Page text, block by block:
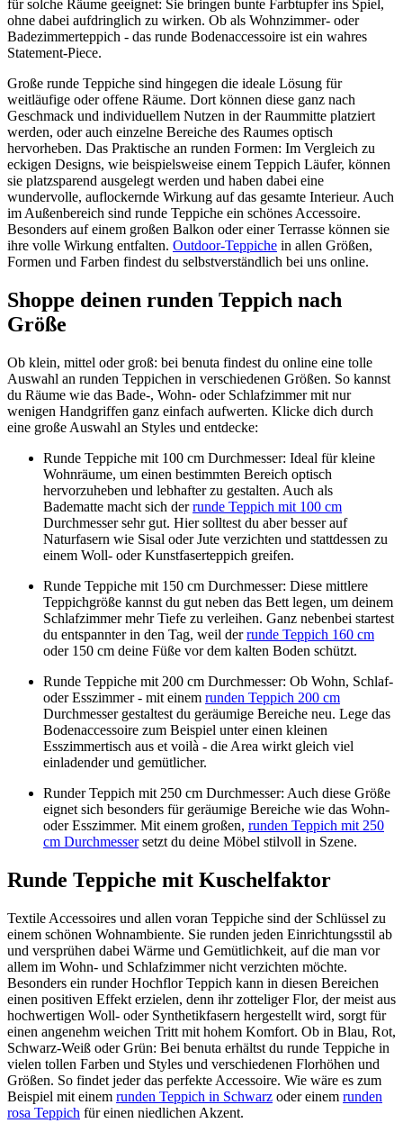
für solche Räume geeignet: Sie bringen bunte Farbtupfer ins Spiel,
ohne dabei aufdringlich zu wirken. Ob als Wohnzimmer- oder
Badezimmerteppich - das runde Bodenaccessoire ist ein wahres
Statement-Piece.
Große runde Teppiche sind hingegen die ideale Lösung für
weitläufige oder offene Räume. Dort können diese ganz nach
Geschmack und individuellem Nutzen in der Raummitte platziert
werden, oder auch einzelne Bereiche des Raumes optisch
hervorheben. Das Praktische an runden Formen: Im Vergleich zu
eckigen Designs, wie beispielsweise einem Teppich Läufer, können
sie platzsparend ausgelegt werden und haben dabei eine
wundervolle, auflockernde Wirkung auf das gesamte Interieur. Auch
im Außenbereich sind runde Teppiche ein schönes Accessoire.
Besonders auf einem großen Balkon oder einer Terrasse können sie
ihre volle Wirkung entfalten. Outdoor-Teppiche in allen Größen,
Formen und Farben findest du selbstverständlich bei uns online.
Shoppe deinen runden Teppich nach
Größe
Ob klein, mittel oder groß: bei benuta findest du online eine tolle
Auswahl an runden Teppichen in verschiedenen Größen. So kannst
du Räume wie das Bade-, Wohn- oder Schlafzimmer mit nur
wenigen Handgriffen ganz einfach aufwerten. Klicke dich durch
eine große Auswahl an Styles und entdecke:
Runde Teppiche mit 100 cm Durchmesser: Ideal für kleine
Wohnräume, um einen bestimmten Bereich optisch
hervorzuheben und lebhafter zu gestalten. Auch als
Badematte macht sich derrunde Teppich mit 100 cm
Durchmesser sehr gut. Hier solltest du aber besser auf
Naturfasern wie Sisal oder Jute verzichten und stattdessen zu
einem Woll- oder Kunstfaserteppich greifen.
Runde Teppiche mit 150 cm Durchmesser: Diese mittlere
Teppichgröße kannst du gut neben das Bett legen, um deinem
Schlafzimmer mehr Tiefe zu verleihen. Ganz nebenbei startest
du entspannter in den Tag, weil derrunde Teppich 160 cm
oder 150 cm deine Füße vor dem kalten Boden schützt.
Runde Teppiche mit 200 cm Durchmesser: Ob Wohn, Schlaf-
oder Esszimmer - mit einem runden Teppich 200 cm
Durchmesser gestaltest du geräumige Bereiche neu. Lege das
Bodenaccessoire zum Beispiel unter einen kleinen
Esszimmertisch aus et voilà - die Area wirkt gleich viel
einladender und gemütlicher.
Runder Teppich mit 250 cm Durchmesser: Auch diese Größe
eignet sich besonders für geräumige Bereiche wie das Wohn-
oder Esszimmer. Mit einem großen, runden Teppich mit 250
cm Durchmessersetzt du deine Möbel stilvoll in Szene.
Runde Teppiche mit Kuschelfaktor
Textile Accessoires und allen voran Teppiche sind der Schlüssel zu
einem schönen Wohnambiente. Sie runden jeden Einrichtungsstil ab
und versprühen dabei Wärme und Gemütlichkeit, auf die man vor
allem im Wohn- und Schlafzimmer nicht verzichten möchte.
Besonders ein runder Hochflor Teppich kann in diesen Bereichen
einen positiven Effekt erzielen, denn ihr zotteliger Flor, der meist aus
hochwertigen Woll- oder Synthetikfasern hergestellt wird, sorgt für
einen angenehm weichen Tritt mit hohem Komfort. Ob in Blau, Rot,
Schwarz-Weiß oder Grün: Bei benuta erhältst du runde Teppiche in
vielen tollen Farben und Styles und verschiedenen Florhöhen und
Größen. So findet jeder das perfekte Accessoire. Wie wäre es zum
Beispiel mit einem runden Teppich in Schwarz oder einem runden
rosa Teppich für einen niedlichen Akzent.